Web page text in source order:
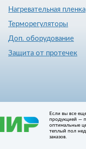
Нагревательная пленка
Терморегуляторы
Доп. оборудование
Защита от протечек
Если вы все
продукцией —
оптимальные
теплый пол
заказов.